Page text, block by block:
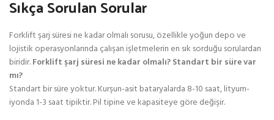
Sıkça Sorulan Sorular
Forklift şarj süresi ne kadar olmalı sorusu, özellikle yoğun depo ve
lojistik operasyonlarında çalışan işletmelerin en sık sorduğu sorulardan
biridir.Forklift şarj süresi ne kadar olmalı? Standart bir süre var
mı?
Standart bir süre yoktur. Kurşun-asit bataryalarda 8-10 saat, lityum-
iyonda 1-3 saat tipiktir. Pil tipine ve kapasiteye göre değişir.